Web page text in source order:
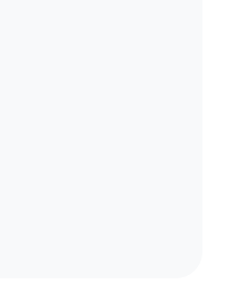
anzeigen